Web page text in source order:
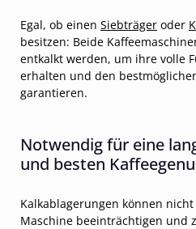
Egal, ob einen Siebträger oder
besitzen: Beide
entkalkt werden, um ihre volle
erhalten und den
garantieren.
Notwendig für eine
und besten
Kalkablagerungen können
Maschine beeinträchtigen und